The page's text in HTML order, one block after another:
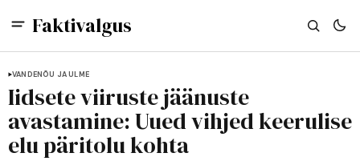
Faktivalgus
VANDENÕU JA ULME
Iidsete viiruste jäänuste
avastamine: Uued vihjed keerulise
elu päritolu kohta